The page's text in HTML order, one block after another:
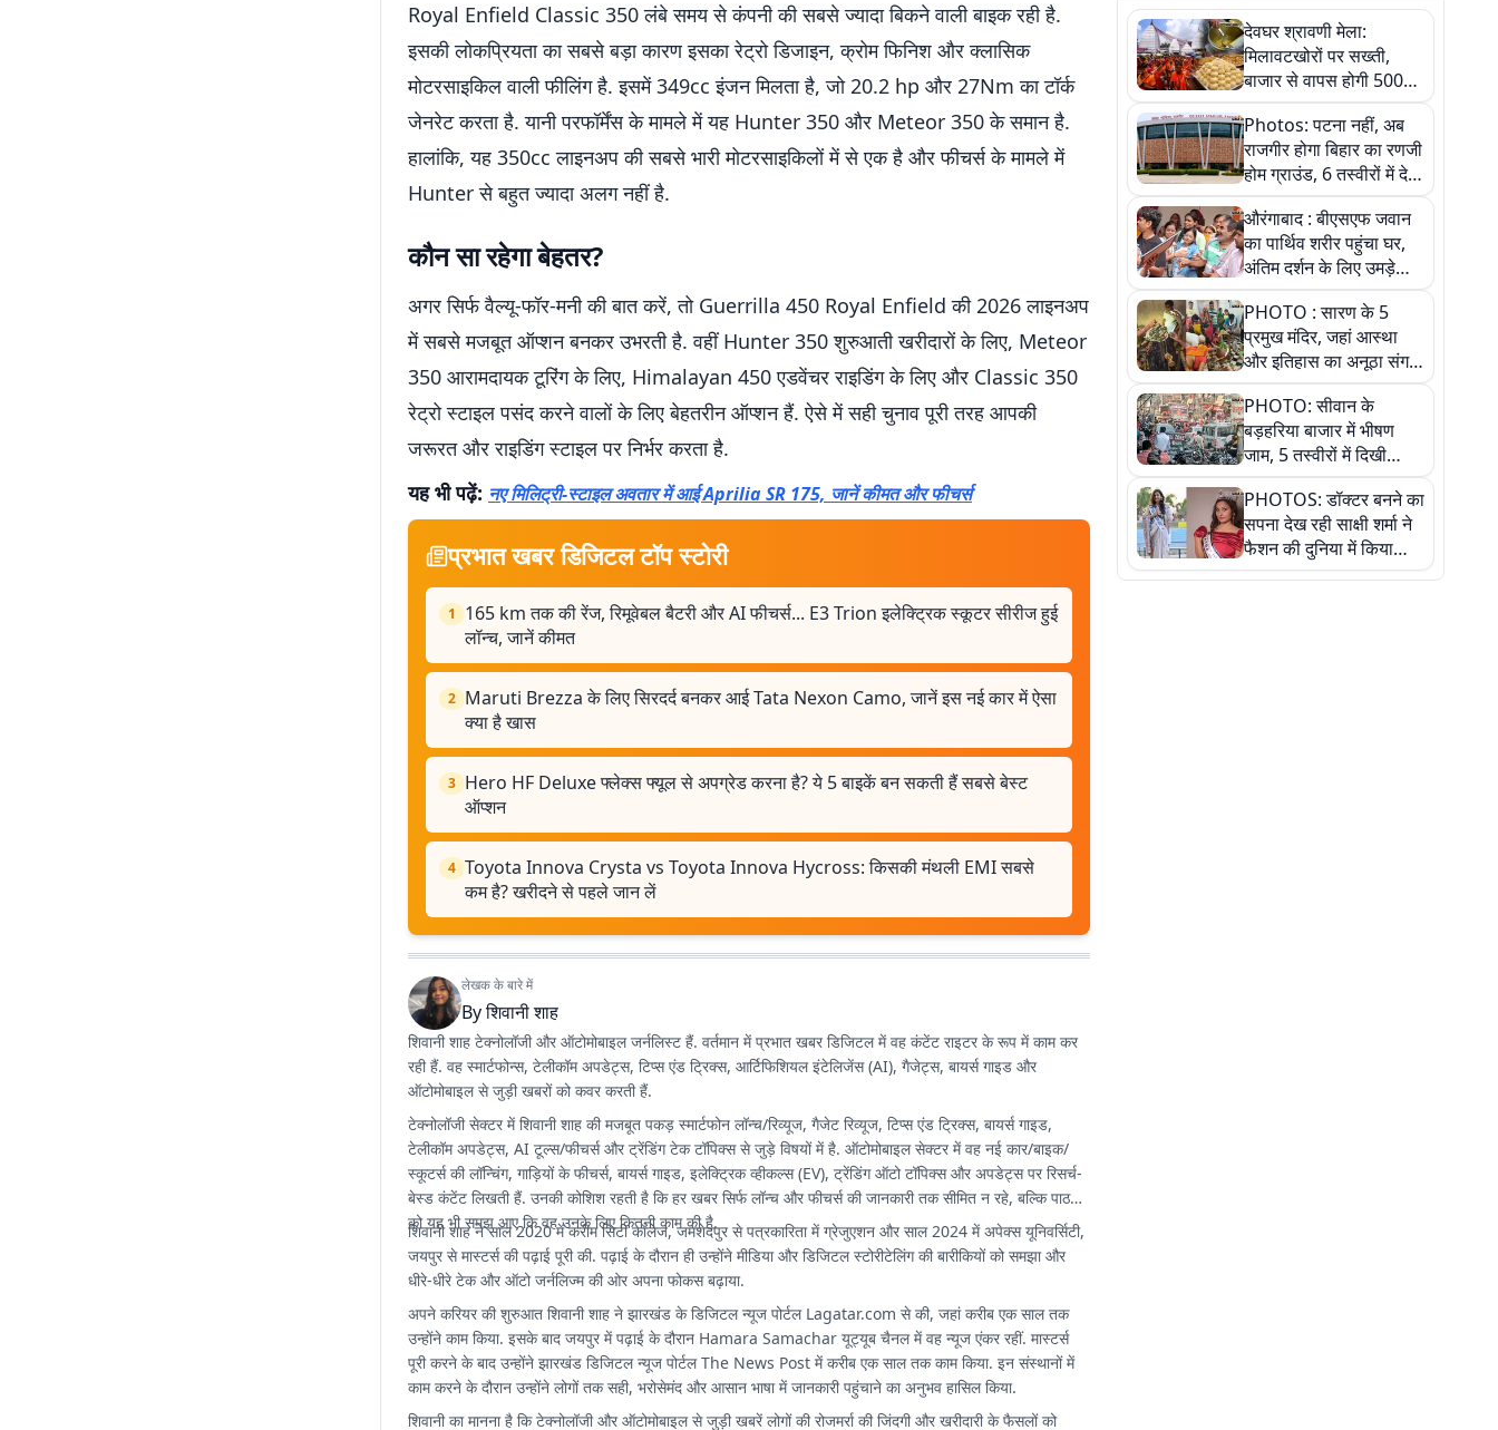
Royal Enfield Classic 350 लंबे समय से कंपनी की सबसे ज्यादा बिकने वाली बाइक रही है.
इसकी लोकप्रियता का सबसे बड़ा कारण इसका रेट्रो डिजाइन, क्रोम फिनिश और क्लासिक
मोटरसाइकिल वाली फीलिंग है. इसमें 349cc इंजन मिलता है, जो 20.2 hp और 27Nm का टॉर्क
जेनरेट करता है. यानी परफॉर्मेंस के मामले में यह Hunter 350 और Meteor 350 के समान है.
हालांकि, यह 350cc लाइनअप की सबसे भारी मोटरसाइकिलों में से एक है और फीचर्स के मामले में
Hunter से बहुत ज्यादा अलग नहीं है.
कौन सा रहेगा बेहतर?
अगर सिर्फ वैल्यू-फॉर-मनी की बात करें, तो Guerrilla 450 Royal Enfield की 2026 लाइनअप
में सबसे मजबूत ऑप्शन बनकर उभरती है. वहीं Hunter 350 शुरुआती खरीदारों के लिए, Meteor
350 आरामदायक टूरिंग के लिए, Himalayan 450 एडवेंचर राइडिंग के लिए और Classic 350
रेट्रो स्टाइल पसंद करने वालों के लिए बेहतरीन ऑप्शन हैं. ऐसे में सही चुनाव पूरी तरह आपकी
जरूरत और राइडिंग स्टाइल पर निर्भर करता है.
यह भी पढ़ें: नए मिलिट्री-स्टाइल अवतार में आई Aprilia SR 175, जानें कीमत और फीचर्स
प्रभात खबर डिजिटल टॉप स्टोरी
1
165 km तक की रेंज, रिमूवेबल बैटरी और AI फीचर्स... E3 Trion इलेक्ट्रिक स्कूटर सीरीज हुई
लॉन्च, जानें कीमत
2 Maruti Brezza के लिए सिरदर्द बनकर आई Tata Nexon Camo, जानें इस नई कार में ऐसा
क्या है खास
3 Hero HF Deluxe फ्लेक्स फ्यूल से अपग्रेड करना है? ये 5 बाइकें बन सकती हैं सबसे बेस्ट
ऑप्शन
4 Toyota Innova Crysta vs Toyota Innova Hycross: किसकी मंथली EMI सबसे
कम है? खरीदने से पहले जान लें
लेखक के बारे में
Byशिवानी शाह
शिवानी शाह टेक्नोलॉजी और ऑटोमोबाइल जर्नलिस्ट हैं. वर्तमान में प्रभात खबर डिजिटल में वह कंटेंट राइटर के रूप में काम कर
रही हैं. वह स्मार्टफोन्स, टेलीकॉम अपडेट्स, टिप्स एंड ट्रिक्स, आर्टिफिशियल इंटेलिजेंस (AI), गैजेट्स, बायर्स गाइड और
ऑटोमोबाइल से जुड़ी खबरों को कवर करती हैं.
टेक्नोलॉजी सेक्टर में शिवानी शाह की मजबूत पकड़ स्मार्टफोन लॉन्च/रिव्यूज, गैजेट रिव्यूज, टिप्स एंड ट्रिक्स, बायर्स गाइड,
टेलीकॉम अपडेट्स, AI टूल्स/फीचर्स और ट्रेंडिंग टेक टॉपिक्स से जुड़े विषयों में है. ऑटोमोबाइल सेक्टर में वह नई कार/बाइक/
स्कूटर्स की लॉन्चिंग, गाड़ियों के फीचर्स, बायर्स गाइड, इलेक्ट्रिक व्हीकल्स (EV), ट्रेंडिंग ऑटो टॉपिक्स और अपडेट्स पर रिसर्च-
बेस्ड कंटेंट लिखती हैं. उनकी कोशिश रहती है कि हर खबर सिर्फ लॉन्च और फीचर्स की जानकारी तक सीमित न रहे, बल्कि पाठकों
को यह भी समझ आए कि वह उनके लिए कितनी काम की है.
शिवानी शाह ने साल 2020 में करीम सिटी कॉलेज, जमशेदपुर से पत्रकारिता में ग्रेजुएशन और साल 2024 में अपेक्स यूनिवर्सिटी,
जयपुर से मास्टर्स की पढ़ाई पूरी की. पढ़ाई के दौरान ही उन्होंने मीडिया और डिजिटल स्टोरीटेलिंग की बारीकियों को समझा और
धीरे-धीरे टेक और ऑटो जर्नलिज्म की ओर अपना फोकस बढ़ाया.
अपने करियर की शुरुआत शिवानी शाह ने झारखंड के डिजिटल न्यूज पोर्टल Lagatar.com से की, जहां करीब एक साल तक
उन्होंने काम किया. इसके बाद जयपुर में पढ़ाई के दौरान Hamara Samachar यूट्यूब चैनल में वह न्यूज एंकर रहीं. मास्टर्स
पूरी करने के बाद उन्होंने झारखंड डिजिटल न्यूज पोर्टल The News Post में करीब एक साल तक काम किया. इन संस्थानों में
काम करने के दौरान उन्होंने लोगों तक सही, भरोसेमंद और आसान भाषा में जानकारी पहुंचाने का अनुभव हासिल किया.
शिवानी का मानना है कि टेक्नोलॉजी और ऑटोमोबाइल से जुड़ी खबरें लोगों की रोजमर्रा की जिंदगी और खरीदारी के फैसलों को
देवघर श्रावणी मेला:
मिलावटखोरों पर सख्ती,
बाजार से वापस होगी 500
किलो संदिग्ध खाद्य सामग्री,
देखें तस्वीरें
Photos: पटना नहीं, अब
राजगीर होगा बिहार का रणजी
होम ग्राउंड, 6 तस्वीरों में देखें
नए स्टेडियम की पूरी कहानी
औरंगाबाद : बीएसएफ जवान
का पार्थिव शरीर पहुंचा घर,
अंतिम दर्शन के लिए उमड़े
लोग
PHOTO : सारण के 5
प्रमुख मंदिर, जहां आस्था
और इतिहास का अनूठा संगम,
तस्वीरों में जानिए
PHOTO: सीवान के
बड़हरिया बाजार में भीषण
जाम, 5 तस्वीरों में दिखी
अव्यवस्था
PHOTOS: डॉक्टर बनने का
सपना देख रही साक्षी शर्मा ने
फैशन की दुनिया में किया
कमाल,जानिए बेगूसराय की